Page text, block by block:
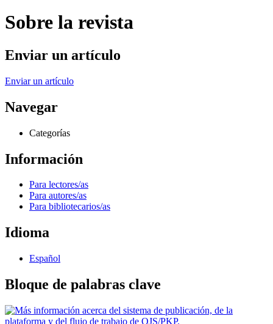
Sobre la revista
Enviar un artículo
Enviar un artículo
Navegar
Categorías
Información
Para lectores/as
Para autores/as
Para bibliotecarios/as
Idioma
Español
Bloque de palabras clave